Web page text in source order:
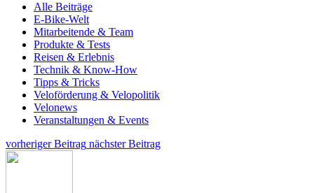
Alle Beiträge
E-Bike-Welt
Mitarbeitende & Team
Produkte & Tests
Reisen & Erlebnis
Technik & Know-How
Tipps & Tricks
Veloförderung & Velopolitik
Velonews
Veranstaltungen & Events
vorheriger Beitrag nächster Beitrag